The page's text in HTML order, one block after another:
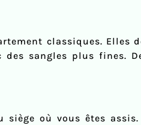
classiques. Elles
des sangles plus fines.
où vous êtes assis.